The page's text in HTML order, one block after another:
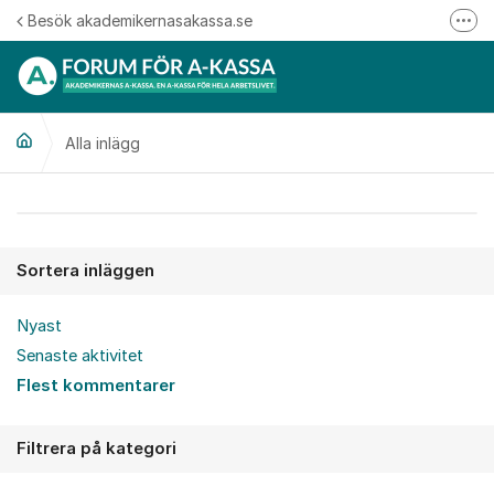
Hoppa till innehåll
Besök akademikernasakassa.se
Alla inlägg
Sortera inläggen
Nyast
Senaste aktivitet
Flest kommentarer
Filtrera på kategori